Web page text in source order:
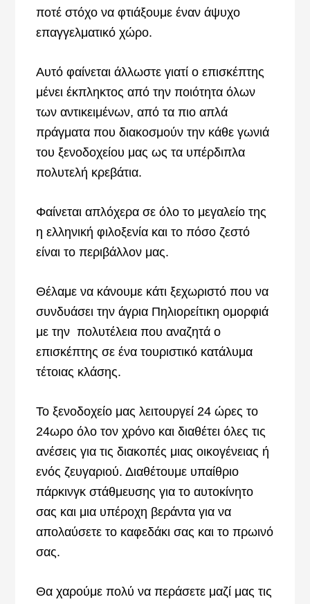
ποτέ στόχο να φτιάξουμε έναν άψυχο
επαγγελματικό χώρο.
Αυτό φαίνεται άλλωστε γιατί ο επισκέπτης
μένει έκπληκτος από την ποιότητα όλων
των αντικειμένων, από τα πιο απλά
πράγματα που διακοσμούν την κάθε γωνιά
του ξενοδοχείου μας ως τα υπέρδιπλα
πολυτελή κρεβάτια.
Φαίνεται απλόχερα σε όλο το μεγαλείο της
η ελληνική φιλοξενία και το πόσο ζεστό
είναι το περιβάλλον μας.
Θέλαμε να κάνουμε κάτι ξεχωριστό που να
συνδυάσει την άγρια Πηλιορείτικη ομορφιά
με την πολυτέλεια που αναζητά ο
επισκέπτης σε ένα τουριστικό κατάλυμα
τέτοιας κλάσης.
Το ξενοδοχείο μας λειτουργεί 24 ώρες το
24ωρο όλο τον χρόνο και διαθέτει όλες τις
ανέσεις για τις διακοπές μιας οικογένειας ή
ενός ζευγαριού. Διαθέτουμε υπαίθριο
πάρκινγκ στάθμευσης για το αυτοκίνητο
σας και μια υπέροχη βεράντα για να
απολαύσετε το καφεδάκι σας και το πρωινό
σας.
Θα χαρούμε πολύ να περάσετε μαζί μας τις